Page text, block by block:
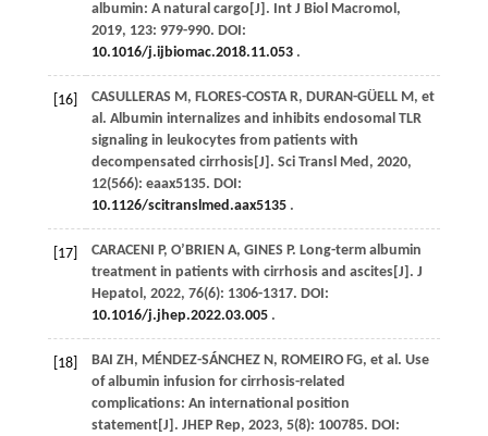
albumin: A natural cargo[J]. Int J Biol Macromol,
2019, 123: 979-990. DOI:
10.1016/j.ijbiomac.2018.11.053.
[16] CASULLERAS M, FLORES-COSTA R, DURAN-GÜELL M, et
al. Albumin internalizes and inhibits endosomal TLR
signaling in leukocytes from patients with
decompensated cirrhosis[J]. Sci Transl Med, 2020,
12(566): eaax5135. DOI:
10.1126/scitranslmed.aax5135.
[17] CARACENI P, O’BRIEN A, GINES P. Long-term albumin
treatment in patients with cirrhosis and ascites[J]. J
Hepatol, 2022, 76(6): 1306-1317. DOI:
10.1016/j.jhep.2022.03.005.
[18] BAI ZH, MÉNDEZ-SÁNCHEZ N, ROMEIRO FG, et al. Use
of albumin infusion for cirrhosis-related
complications: An international position
statement[J]. JHEP Rep, 2023, 5(8): 100785. DOI: